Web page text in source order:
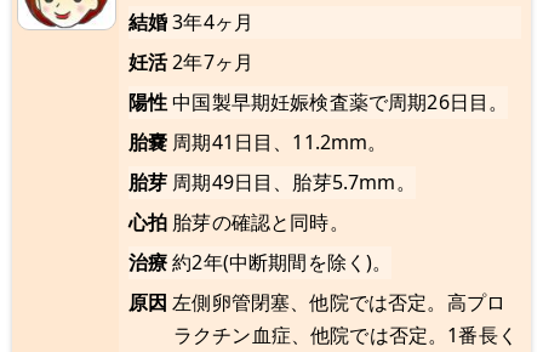
結婚3年4ヶ月
妊活2年7ヶ月
陽性中国製早期妊娠検査薬で周期26日目。
胎嚢 周期41日目、11.2mm。
胎芽 周期49日目、胎芽5.7mm。
心拍 胎芽の確認と同時。
治療約2年(中断期間を除く)。
原因 左側卵管閉塞、他院では否定。高プロ
ラクチン血症、他院では否定。1番長く